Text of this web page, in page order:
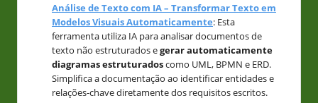
Análise de Texto com IA – Transformar Texto em
Modelos Visuais Automaticamente: Esta
ferramenta utiliza IA para analisar documentos de
texto não estruturados egerar automaticamente
diagramas estruturadoscomo UML, BPMN e ERD.
Simplifica a documentação ao identificar entidades e
relações-chave diretamente dos requisitos escritos.